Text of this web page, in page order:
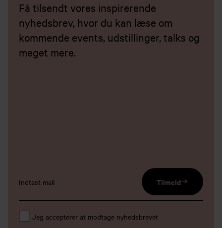
Få tilsendt vores inspirerende
nyhedsbrev, hvor du kan læse om
kommende events, udstillinger, talks og
meget mere.
email input Tilmeld
Jeg accepterer at modtage nyhedsbrevet